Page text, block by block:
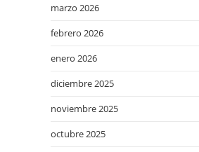
marzo 2026
febrero 2026
enero 2026
diciembre 2025
noviembre 2025
octubre 2025